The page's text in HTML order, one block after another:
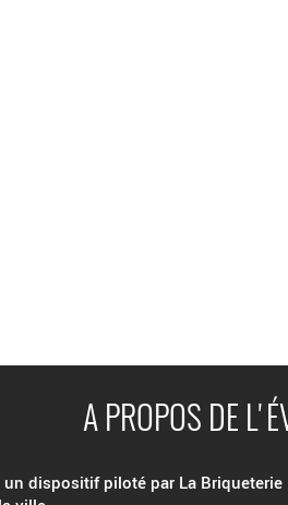
A PROPOS DE
un dispositif piloté par La